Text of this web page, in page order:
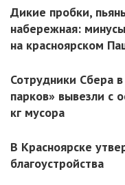
Дикие пробки,
набережная:
на красноярском
Сотрудники Сбера
парков» вывезли с
кг мусора
В Красноярске
благоустройства